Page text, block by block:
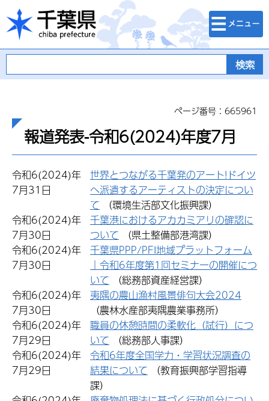
千葉県
検索・メニュ
ー
ページ番号：665961
報道発表-令和6(2024)年度7月
令和6(2024)年
7月31日
世界とつながる千葉発のアート!ドイツ
へ派遣するアーティストの決定につい
て （環境生活部文化振興課）
令和6(2024)年
7月30日
千葉港におけるアカカミアリの確認に
ついて （県土整備部港湾課）
令和6(2024)年
7月30日
千葉県PPP/PFI地域プラットフォーム
｜令和6年度第1回セミナーの開催につ
いて （総務部資産経営課）
令和6(2024)年
7月30日
夷隅の農山漁村風景俳句大会2024
（農林水産部夷隅農業事務所）
令和6(2024)年
7月29日
職員の休憩時間の柔軟化（試行）につ
いて （総務部人事課）
令和6(2024)年
7月29日
令和6年度全国学力・学習状況調査の
結果について （教育振興部学習指導
課）